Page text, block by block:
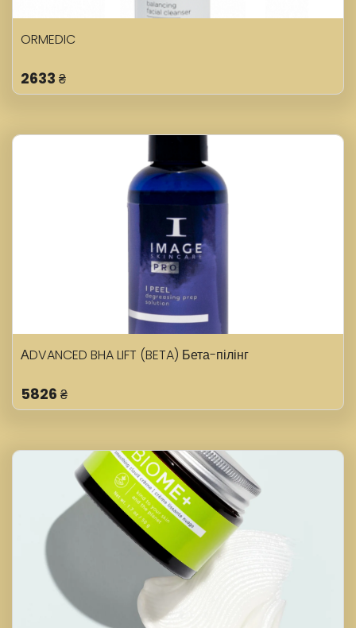
ORMEDIC
2633 ₴
АDVANCED BHA LIFT (BETA) Бета-пілінг
5826 ₴